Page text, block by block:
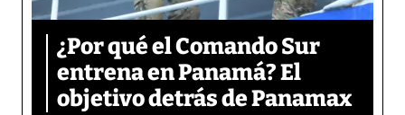
¿Por qué el Comando Sur
entrena en Panamá? El
objetivo detrás de Panamax